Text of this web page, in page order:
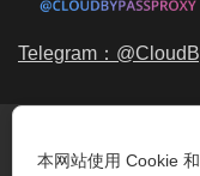
Telegram：
品质、永不过期的动
本网站使用 Cookie